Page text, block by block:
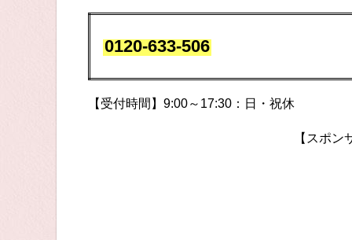
0120-633-506
【受付時間】9:00～17:30：日・祝休
【スポン